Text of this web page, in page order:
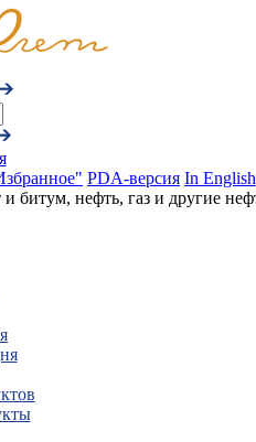
PDA-версия In English
битум, нефть, газ и другие